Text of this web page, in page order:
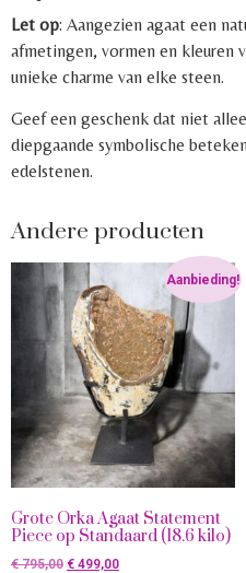
Let op: Aangezien agaat een
afmetingen, vormen en kleuren
unieke charme van elke steen.
Geef een geschenk dat niet
diepgaande symbolische
edelstenen.
Andere producten
Aanbieding!
Grote Orka Agaat Statement
Piece op Standaard (18.6 kilo)
€795,00 € 499,00